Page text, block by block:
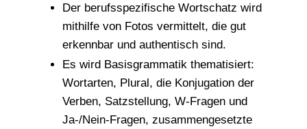
Der berufsspezifische Wortschatz wird
mithilfe von Fotos vermittelt, die gut
erkennbar und authentisch sind.
Es wird Basisgrammatik thematisiert:
Wortarten, Plural, die Konjugation der
Verben, Satzstellung, W-Fragen und
Ja-/Nein-Fragen, zusammengesetzte